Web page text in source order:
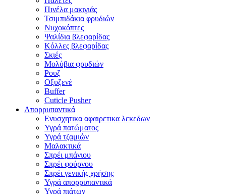
Πινέλα μακιγιάς
Τσιμπιδάκια φρυδιών
Νυχοκόπτες
Ψαλίδια βλεφαρίδας
Κόλλες βλεφαρίδας
Σκιές
Μολύβια φρυδιών
Ρουζ
Οξυζενέ
Buffer
Cuticle Pusher
Απορρυπαντικά
Eνυσχητικα αφαιρετικα λεκεδων
Υγρά πατώματος
Υγρά τζαμιών
Μαλακτικά
Σπρέι μπάνιου
Σπρέι φούρνου
Σπρέι γενικής χρήσης
Υγρά απορρυπαντικά
Υγρά πιάτων